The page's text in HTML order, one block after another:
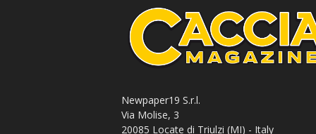
Newpaper19 S.r.l.
Via Molise, 3
20085 Locate di Triulzi (MI) - Italy